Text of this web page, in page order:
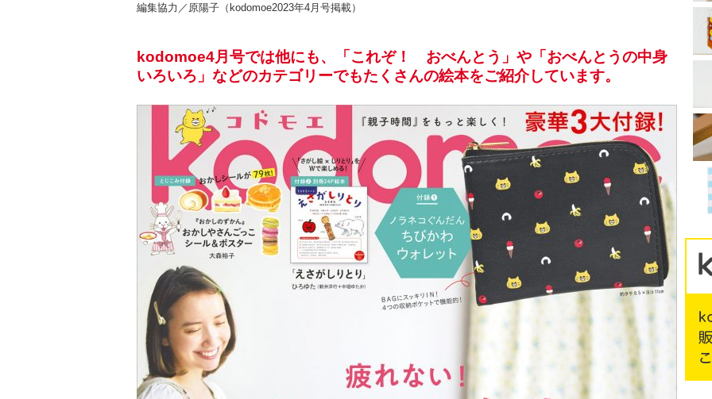
編集協力／原陽子（kodomoe2023年4月号掲載）
kodomoe4月号では他にも、「これぞ！ おべんとう」や「おべんとうの中身
いろいろ」などのカテゴリーでもたくさんの絵本をご紹介しています。